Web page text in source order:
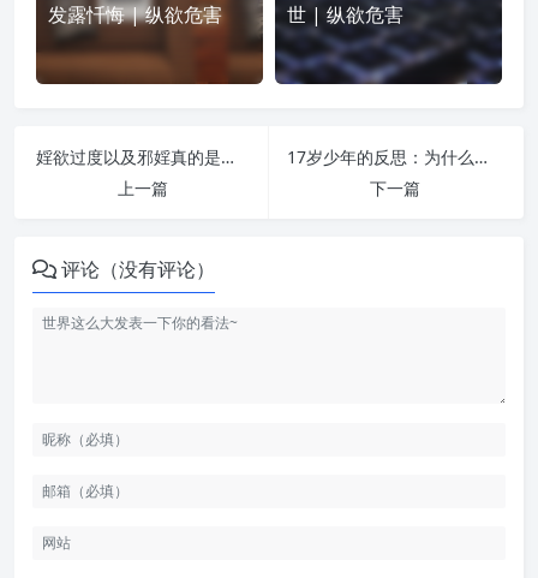
发露忏悔 | 纵欲危害
世 | 纵欲危害
婬欲过度以及邪婬真的是非常可怕的一件事情! | 纵欲危害
上一篇
17岁少年的反思：为什么我接触戒色还是迷茫半年？ | 纵欲危害
下一篇
评论（没有评论）